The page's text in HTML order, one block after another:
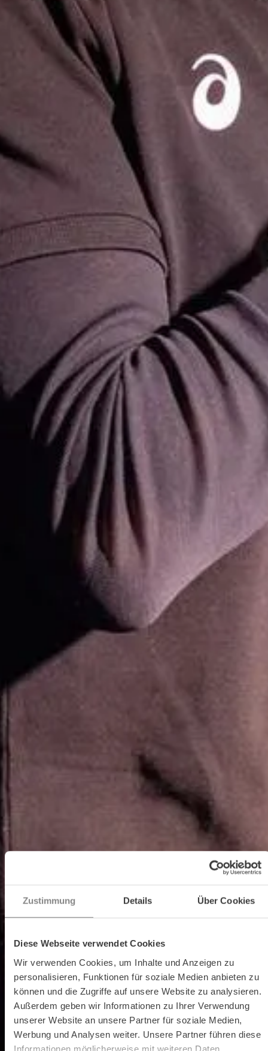
Zustimmung Details Über Cookies
Diese Webseite verwendet Cookies
Wir verwenden Cookies, um Inhalte und Anzeigen zu
personalisieren, Funktionen für soziale Medien anbieten zu
können und die Zugriffe auf unsere Website zu analysieren.
Außerdem geben wir Informationen zu Ihrer Verwendung
unserer Website an unsere Partner für soziale Medien,
Werbung und Analysen weiter. Unsere Partner führen diese
Informationen möglicherweise mit weiteren Daten